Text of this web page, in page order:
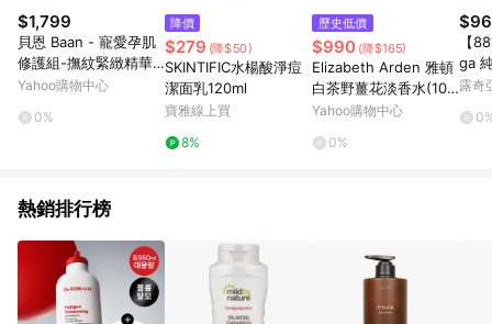
不符合回饋資格。 (7) 若上述或其他原因，致使消費者無接收到
點數回饋或點數回饋有爭議，台灣樂天市場保有更改條款與法律
追訴之權利，活動詳情以樂天市場網站公告為準。
$1,799
貝恩 Baan - 寵愛孕肌
修護組-撫紋緊緻精華
油50ml+乳頭修護霜30
【六甲媽咪】
Yahoo購物中心
0%
降價
$279 (降$50)
SKINTIFIC水楊酸淨痘
潔面乳120ml
寶雅線上買
8%
歷史低價
$990 (降$165)
Elizabeth Arden 雅頓
白茶野薑花淡香水(100
ml)【小三美日】※禁空
Yahoo購物中心
0%
【
ga
露奇
熱銷排行榜